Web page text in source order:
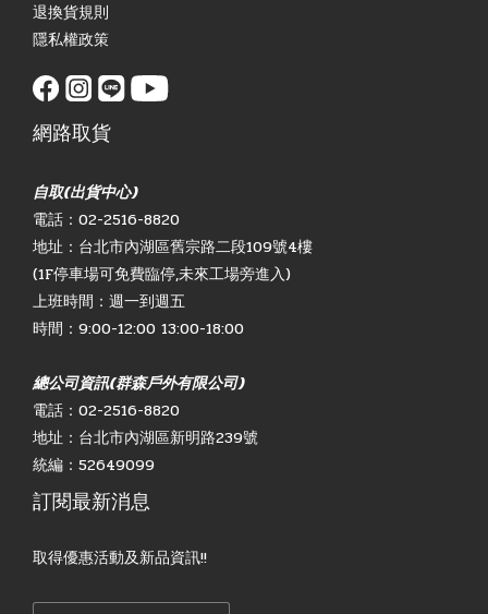
退換貨規則
隱私權政策
網路取貨
自取(出貨中心)
電話：02-2516-8820
地址：台北市內湖區舊宗路二段109號4樓
(1F停車場可免費臨停,未來工場旁進入)
上班時間：週一到週五
時間：9:00-12:00 13:00-18:00
總公司資訊(群森戶外有限公司)
電話：02-2516-8820
地址：台北市內湖區新明路239號
統編：52649099
訂閱最新消息
取得優惠活動及新品資訊!!